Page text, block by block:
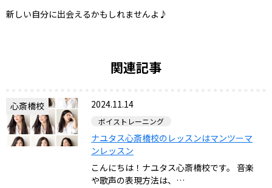
新しい自分に出会えるかもしれませんよ♪
関連記事
心斎橋校 2024.11.14
ボイストレーニング
ナユタス心斎橋校のレッスンはマンツーマ
ンレッスン
こんにちは！ナユタス心斎橋校です。 音楽
や歌声の表現方法は、…